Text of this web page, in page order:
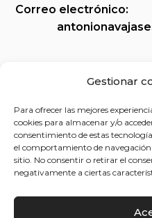
Gestionar
Para ofrecer las mejores
cookies para almacenar y/o
consentimiento de estas
el comportamiento de navegación
sitio. No consentir o retirar el
negativamente a ciertas
Correo electrónico:
Política
Política de